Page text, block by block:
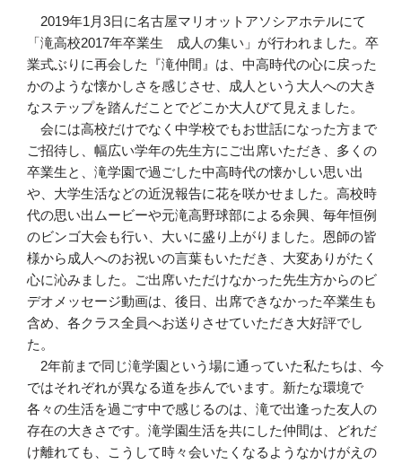
2019年1月3日に名古屋マリオットアソシアホテルにて
「滝高校2017年卒業生 成人の集い」が行われました。卒
業式ぶりに再会した『滝仲間』は、中高時代の心に戻った
かのような懐かしさを感じさせ、成人という大人への大き
なステップを踏んだことでどこか大人びて見えました。
会には高校だけでなく中学校でもお世話になった方まで
ご招待し、幅広い学年の先生方にご出席いただき、多くの
卒業生と、滝学園で過ごした中高時代の懐かしい思い出
や、大学生活などの近況報告に花を咲かせました。高校時
代の思い出ムービーや元滝高野球部による余興、毎年恒例
のビンゴ大会も行い、大いに盛り上がりました。恩師の皆
様から成人へのお祝いの言葉もいただき、大変ありがたく
心に沁みました。ご出席いただけなかった先生方からのビ
デオメッセージ動画は、後日、出席できなかった卒業生も
含め、各クラス全員へお送りさせていただき大好評でし
た。
2年前まで同じ滝学園という場に通っていた私たちは、今
ではそれぞれが異なる道を歩んでいます。新たな環境で
各々の生活を過ごす中で感じるのは、滝で出逢った友人の
存在の大きさです。滝学園生活を共にした仲間は、どれだ
け離れても、こうして時々会いたくなるようなかけがえの